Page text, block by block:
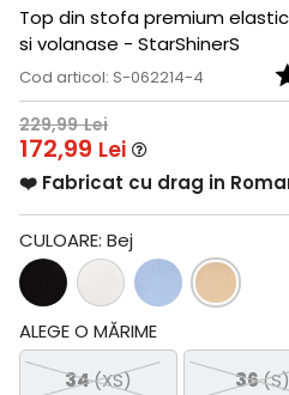
Top din stofa premium
si volanase - StarShinerS
Cod articol: S-062214-4
229,99 Lei
172,99 Lei
❤️ Fabricat cu drag in
CULOARE: Bej
ALEGE O MĂRIME
34(XS) 36